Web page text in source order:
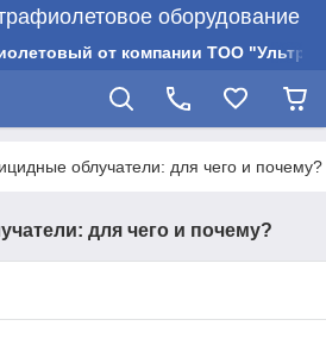
оборудование
от компании ТОО
облучатели: для чего и почему?
для чего и почему?